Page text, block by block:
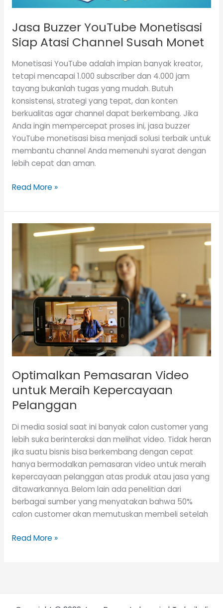
Jasa Buzzer YouTube Monetisasi
Siap Atasi Channel Susah Monet
Monetisasi YouTube adalah impian banyak kreator,
tetapi mencapai 1.000 subscriber dan 4.000 jam
tayang bukanlah tugas yang mudah. Butuh
konsistensi, strategi yang tepat, dan konten
berkualitas agar channel dapat berkembang. Jika
Anda ingin mempercepat proses ini, jasa buzzer
YouTube monetisasi bisa menjadi solusi terbaik untuk
membantu channel Anda memenuhi syarat dengan
lebih cepat dan aman.
Read More »
Optimalkan Pemasaran Video
untuk Meraih Kepercayaan
Pelanggan
Di media sosial saat ini banyak calon customer yang
lebih suka berinteraksi dan melihat video. Tidak heran
jika suatu bisnis bisa berkembang dengan cepat
hanya bermodalkan pemasaran video untuk meraih
kepercayaan pelanggan atas produk atau jasa yang
ditawarkannya. Belom lain ada penelitian dari
berbagai sumber yang menyatakan bahwa 50%
calon customer akan memutuskan membeli setelah
Optimalkan
untuk
Meraih
Kepercayaan
Pelanggan
Read More »